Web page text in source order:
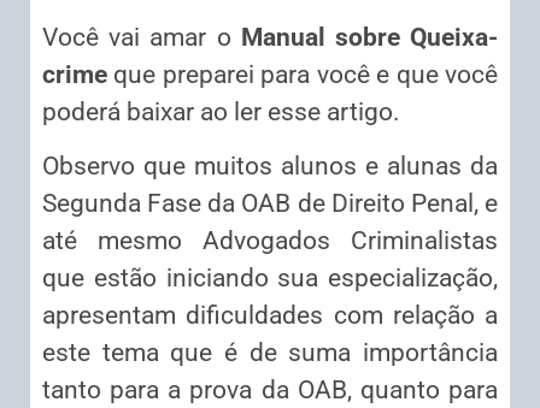
Você vai amar o Manual sobre Queixa-
crime que preparei para você e que você
poderá baixar ao ler esse artigo.
Observo que muitos alunos e alunas da
Segunda Fase da OAB de Direito Penal, e
até mesmo Advogados Criminalistas
que estão iniciando sua especialização,
apresentam dificuldades com relação a
este tema que é de suma importância
tanto para a prova da OAB, quanto para